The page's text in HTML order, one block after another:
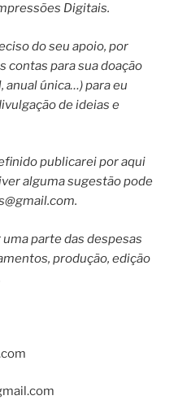
Digitais.
do seu apoio, por
contas para sua doação
anual única…) para eu
de ideias e
publicarei por aqui
alguma sugestão pode
.
parte das despesas
produção, edição